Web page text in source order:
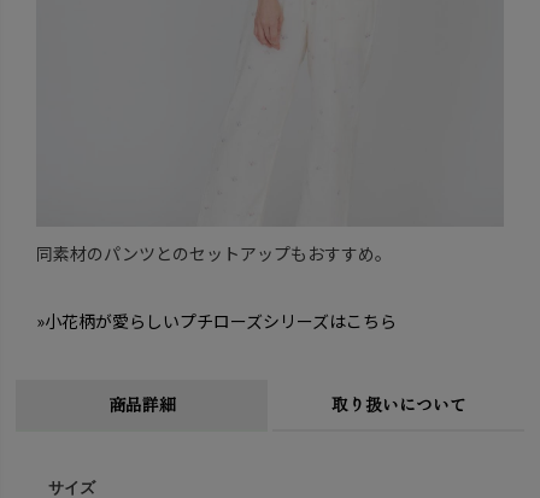
同素材のパンツとのセットアップもおすすめ。
»小花柄が愛らしいプチローズシリーズはこちら
商品詳細 取り扱いについて
サイズ